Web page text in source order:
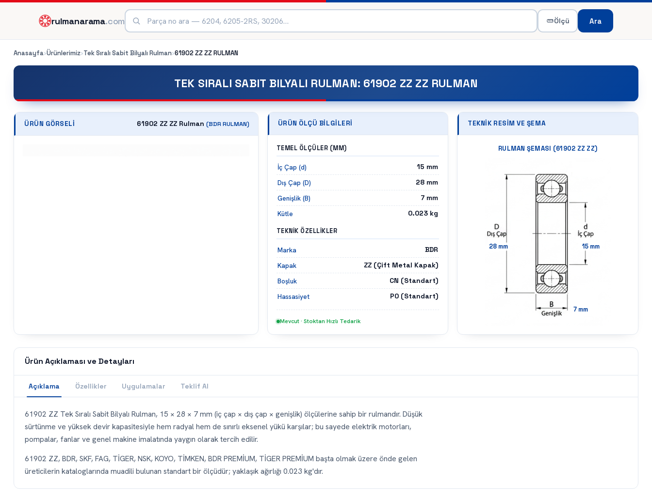
rulmanarama.com Ölçü Ara
Anasayfa›Ürünlerimiz›Tek Sıralı Sabit Bilyalı Rulman›61902 ZZ ZZRULMAN
TEK SIRALI SABIT BILYALI RULMAN: 61902 ZZ ZZ RULMAN
ÜRÜN GÖRSELI 61902 ZZ ZZ Rulman (BDRRULMAN) ÜRÜN ÖLÇÜ BILGILERI
TEMEL ÖLÇÜLER (MM)
İç Çap (d) 15 mm
Dış Çap (D)
28 mm
Genişlik (B)
7 mm
Kütle
0.023 kg
TEKNIK ÖZELLIKLER
Marka
BDR
Kapak
ZZ (Çift Metal Kapak)
Boşluk
CN (Standart)
Hassasiyet
P0 (Standart)
Mevcut · Stoktan Hızlı Tedarik
TEKNIK RESIM VE ŞEMA
RULMAN ŞEMASI (61902 ZZ ZZ)
28 mm 15mm
7mm
Ürün Açıklaması ve Detayları
Açıklama Özellikler Uygulamalar Teklif Al
61902 ZZ Tek Sıralı Sabit Bilyalı Rulman, 15 × 28 × 7 mm (iç çap × dış çap × genişlik) ölçülerine sahip bir rulmandır. Düşük
sürtünme ve yüksek devir kapasitesiyle hem radyal hem de sınırlı eksenel yükü karşılar; bu sayede elektrik motorları,
pompalar, fanlar ve genel makine imalatında yaygın olarak tercih edilir.
61902 ZZ, BDR, SKF, FAG, TİGER, NSK, KOYO, TİMKEN, BDR PREMİUM, TİGER PREMİUM başta olmak üzere önde gelen
üreticilerin kataloglarında muadili bulunan standart bir ölçüdür; yaklaşık ağırlığı 0.023 kg'dır.